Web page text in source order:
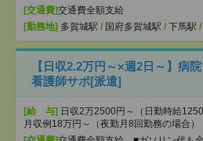
[交通費]交通費全額支給
[勤務地] 多賀城駅 / 国府多賀城駅 / 下馬駅 /
【日収2.2万円～×週2日～】病
看護師サポ[派遣]
[給 与] 日収2万2500円～（日勤時給
月収例18万円～（夜勤月8回勤務の場合）